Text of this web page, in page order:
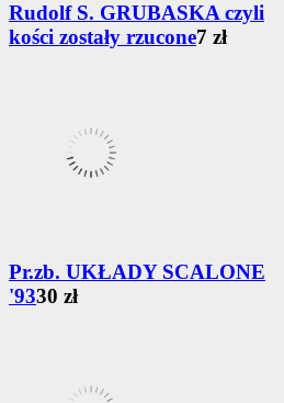
Rudolf S. GRUBASKA czyli
kości zostały rzucone7 zł
Pr.zb. UKŁADY SCALONE
'9330 zł